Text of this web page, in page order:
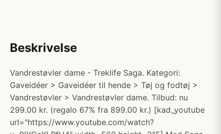
Beskrivelse
Vandrestøvler dame - Treklife Saga. Kategori:
Gaveidéer > Gaveidéer til hende > Tøj og fodtøj >
Vandrestøvler > Vandrestøvler dame. Tilbud: nu
299.00 kr. (regalo 67% fra 899.00 kr.) [kad_youtube
url="https://www.youtube.com/watch?